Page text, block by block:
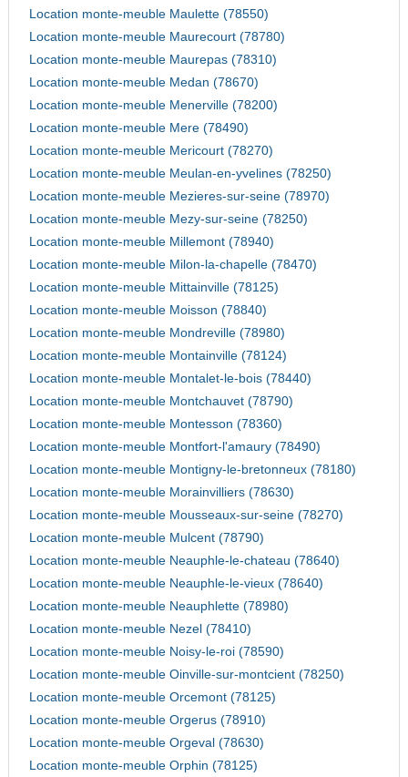
Location monte-meuble Maulette (78550)
Location monte-meuble Maurecourt (78780)
Location monte-meuble Maurepas (78310)
Location monte-meuble Medan (78670)
Location monte-meuble Menerville (78200)
Location monte-meuble Mere (78490)
Location monte-meuble Mericourt (78270)
Location monte-meuble Meulan-en-yvelines (78250)
Location monte-meuble Mezieres-sur-seine (78970)
Location monte-meuble Mezy-sur-seine (78250)
Location monte-meuble Millemont (78940)
Location monte-meuble Milon-la-chapelle (78470)
Location monte-meuble Mittainville (78125)
Location monte-meuble Moisson (78840)
Location monte-meuble Mondreville (78980)
Location monte-meuble Montainville (78124)
Location monte-meuble Montalet-le-bois (78440)
Location monte-meuble Montchauvet (78790)
Location monte-meuble Montesson (78360)
Location monte-meuble Montfort-l'amaury (78490)
Location monte-meuble Montigny-le-bretonneux (78180)
Location monte-meuble Morainvilliers (78630)
Location monte-meuble Mousseaux-sur-seine (78270)
Location monte-meuble Mulcent (78790)
Location monte-meuble Neauphle-le-chateau (78640)
Location monte-meuble Neauphle-le-vieux (78640)
Location monte-meuble Neauphlette (78980)
Location monte-meuble Nezel (78410)
Location monte-meuble Noisy-le-roi (78590)
Location monte-meuble Oinville-sur-montcient (78250)
Location monte-meuble Orcemont (78125)
Location monte-meuble Orgerus (78910)
Location monte-meuble Orgeval (78630)
Location monte-meuble Orphin (78125)